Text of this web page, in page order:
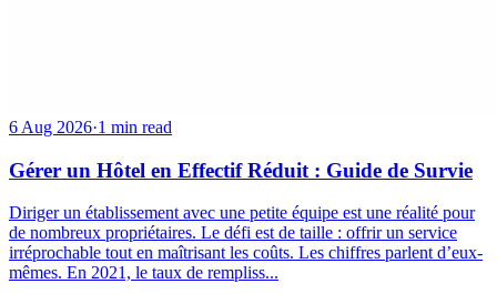
6 Aug 2026·1 min read
Gérer un Hôtel en Effectif Réduit : Guide de Survie
Diriger un établissement avec une petite équipe est une réalité pour
de nombreux propriétaires. Le défi est de taille : offrir un service
irréprochable tout en maîtrisant les coûts. Les chiffres parlent d’eux-
mêmes. En 2021, le taux de rempliss...